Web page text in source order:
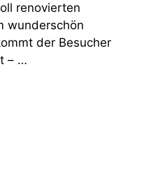
renovierten
wunderschön
der Besucher
– …